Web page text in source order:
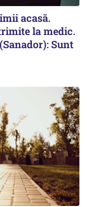
acasă.
la medic.
Sunt